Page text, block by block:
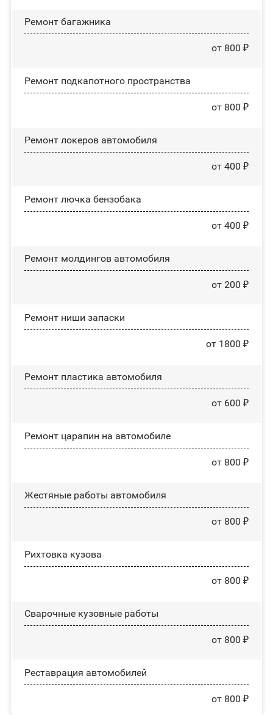
Ремонт багажника
от 800 ₽
Ремонт подкапотного пространства
от 800 ₽
Ремонт лoĸepoв автомобиля
от 400 ₽
Ремонт лючка бензобака
от 400 ₽
Ремонт молдингов автомобиля
от 200 ₽
Ремонт ниши запаски
от 1800 ₽
Ремонт пластика автомобиля
от 600 ₽
Ремонт царапин на автомобиле
от 800 ₽
Жестяные работы автомобиля
от 800 ₽
Рихтовка кузова
от 800 ₽
Сварочные кузовные работы
от 800 ₽
Реставрация автомобилей
от 800 ₽